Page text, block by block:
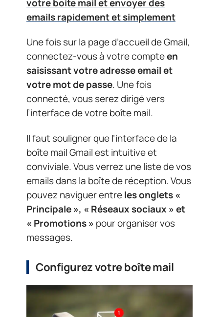
votre boite mail et envoyer des
emails rapidement et simplement
Une fois sur la page d’accueil de Gmail,
connectez-vous à votre compteen
saisissant votre adresse email et
votre mot de passe. Une fois
connecté, vous serez dirigé vers
l’interface de votre boîte mail.
Il faut souligner que l’interface de la
boîte mail Gmail est intuitive et
conviviale. Vous verrez une liste de vos
emails dans la boîte de réception. Vous
pouvez naviguer entreles onglets «
Principale », « Réseaux sociaux » et
« Promotions » pour organiser vos
messages.
Configurez votre boîte mail